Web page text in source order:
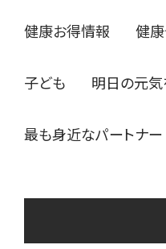
健康お得情報 健
子ども 明日の元気
最も身近なパートナー